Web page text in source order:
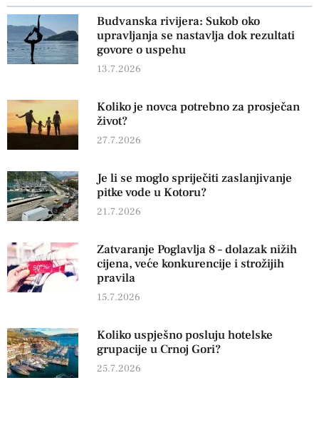
Budvanska rivijera: Sukob oko
upravljanja se nastavlja dok rezultati
govore o uspehu
13.7.2026
Koliko je novca potrebno za prosječan
život?
27.7.2026
Je li se moglo spriječiti zaslanjivanje
pitke vode u Kotoru?
21.7.2026
Zatvaranje Poglavlja 8 – dolazak nižih
cijena, veće konkurencije i strožijih
pravila
15.7.2026
Koliko uspješno posluju hotelske
grupacije u Crnoj Gori?
25.7.2026